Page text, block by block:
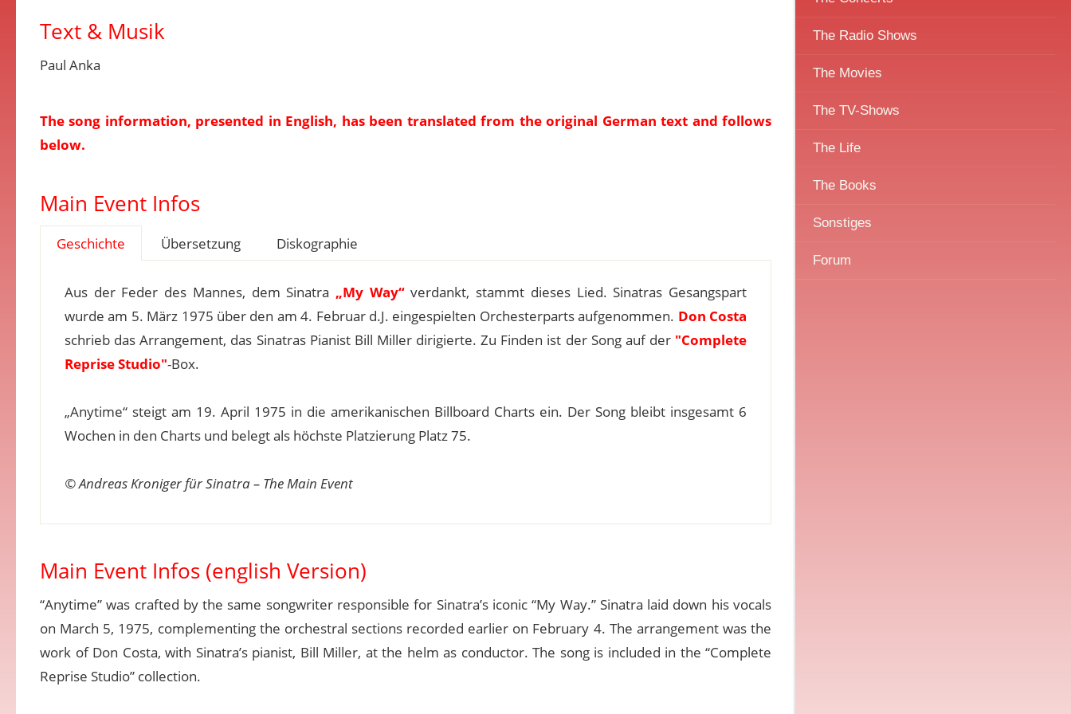
The Radio Shows
The Movies
The TV-Shows
The Life
The Books
Sonstiges
Forum
Text & Musik
Paul Anka
The song information, presented in English, has been translated from the original German text and follows
below.
Main Event Infos
Geschichte Übersetzung Diskographie
Aus der Feder des Mannes, dem Sinatra „My Way“verdankt, stammt dieses Lied. Sinatras Gesangspart
wurde am 5. März 1975 über den am 4. Februar d.J. eingespielten Orchesterparts aufgenommen. Don Costa
schrieb das Arrangement, das Sinatras Pianist Bill Miller dirigierte. Zu Finden ist der Song auf der "Complete
Reprise Studio"-Box.
„Anytime“ steigt am 19. April 1975 in die amerikanischen Billboard Charts ein. Der Song bleibt insgesamt 6
Wochen in den Charts und belegt als höchste Platzierung Platz 75.
© Andreas Kroniger für Sinatra – The Main Event
Main Event Infos (english Version)
“Anytime” was crafted by the same songwriter responsible for Sinatra’s iconic “My Way.” Sinatra laid down his vocals
on March 5, 1975, complementing the orchestral sections recorded earlier on February 4. The arrangement was the
work of Don Costa, with Sinatra’s pianist, Bill Miller, at the helm as conductor. The song is included in the “Complete
Reprise Studio” collection.